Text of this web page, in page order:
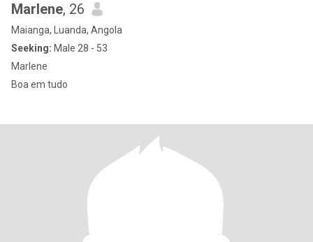
Marlene, 26
Maianga, Luanda, Angola
Seeking: Male 28 - 53
Marlene
Boa em tudo